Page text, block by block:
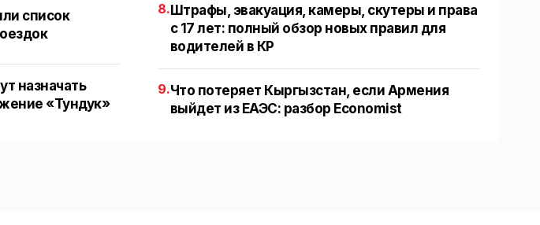
список
назначать
«Тундук»
8. Штрафы, эвакуация, камеры, скутеры и права
с 17 лет: полный обзор новых правил для
водителей в КР
9.Что потеряет Кыргызстан, если Армения
выйдет из ЕАЭС: разбор Economist